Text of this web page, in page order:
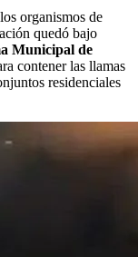
organismos de
quedó bajo
Municipal de
contener las llamas
residenciales